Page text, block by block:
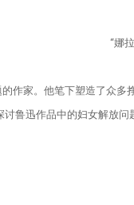
“娜
作家。他笔下塑造了众
鲁迅作品中的妇女解放